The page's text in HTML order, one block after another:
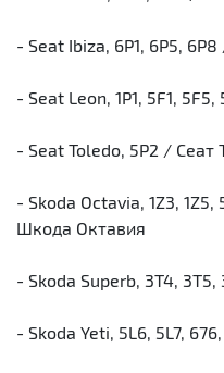
- Seat Ibiza, 6P1, 6P5,
- Seat Leon, 1P1, 5F1,
- Seat Toledo, 5P2 / Сеат
- Skoda Octavia, 1Z3,
Шкода Октавия
- Skoda Superb, 3T4,
- Skoda Yeti, 5L6, 5L7,